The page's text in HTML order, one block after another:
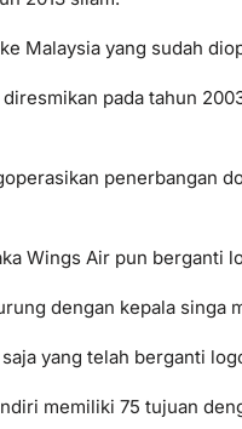
Malaysia yang sudah
pada tahun
penerbangan
Wings Air pun berganti
dengan kepala singa
yang telah berganti
memiliki 75 tujuan